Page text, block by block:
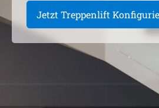
Jetzt Treppenlift